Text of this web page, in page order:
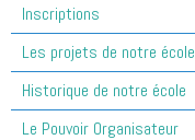
Inscriptions
Les projets de notre école
Historique de notre école
Le Pouvoir Organisateur